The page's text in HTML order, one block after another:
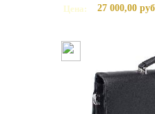
Цена:
27 000,00